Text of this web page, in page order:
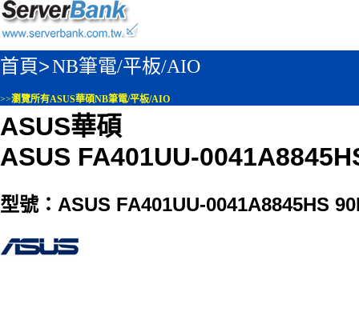
首頁>NB筆電/平板/AIO
>>瀏覽所有ASUS華碩NB筆電/平板/AIO
ASUS華碩
ASUS FA401UU-
型號：ASUS FA401UU-0041A8845HS